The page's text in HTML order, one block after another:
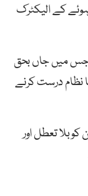
کے الیکٹرک
جس میں جاں بحق
نظام درست کرنے
کوبلا تعطل اور